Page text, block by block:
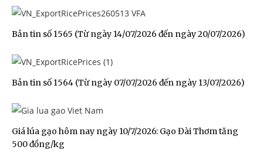
Bản tin số 1565 (Từ ngày 14/07/2026 đến ngày 20/07/2026)
Bản tin số 1564 (Từ ngày 07/07/2026 đến ngày 13/07/2026)
Giá lúa gạo hôm nay ngày 10/7/2026: Gạo Đài Thơm tăng
500 đồng/kg